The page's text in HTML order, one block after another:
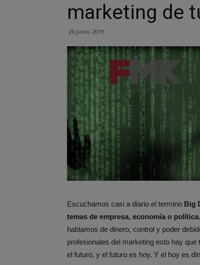
marketing de
26 junio, 2019
Escuchamos casi a diario el termino Big
temas de empresa, economía o política.
hablamos de dinero, control y poder
profesionales del marketing esto hay
el futuro, y el futuro es hoy. Y el hoy es